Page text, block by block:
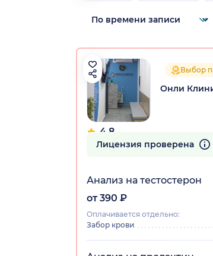
4.8
127 отзывов
Выбор
Онли
Лицензия проверена
Анализ на тестостерон
от 390 ₽
Оплачивается отдельно:
Забор крови